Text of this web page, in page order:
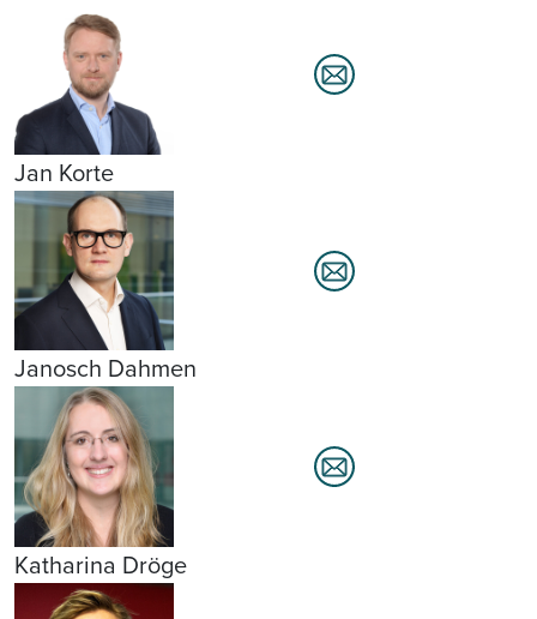
Jan Korte
Janosch Dahmen
Katharina Dröge